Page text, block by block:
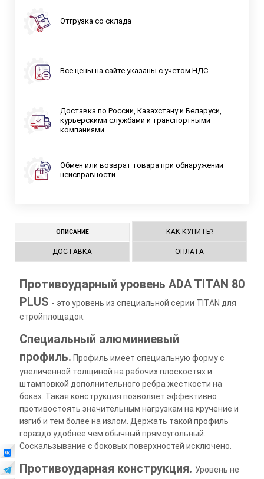
Отгрузка со склада
Все цены на сайте указаны с учетом НДС
Доставка по России, Казахстану и Беларуси,
курьерскими службами и транспортными
компаниями
Обмен или возврат товара при обнаружении
неисправности
ОПИСАНИЕ КАК КУПИТЬ?
ДОСТАВКА ОПЛАТА
Противоударный уровень ADA TITAN 80
PLUS - это уровень из специальной серии TITAN для
стройплощадок.
Специальный алюминиевый
профиль. Профиль имеет специальную форму с
увеличенной толщиной на рабочих плоскостях и
штамповкой дополнительного ребра жесткости на
боках. Такая конструкция позволяет эффективно
противостоять значительным нагрузкам на кручение и
изгиб и тем более на излом. Держать такой профиль
гораздо удобнее чем обычный прямоугольный.
Соскальзывание с боковых поверхностей исключено.
Противоударная конструкция. Уровень не